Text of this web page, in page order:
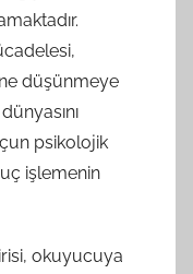
düşünmeye
psikolojik
işlemenin
okuyucuya